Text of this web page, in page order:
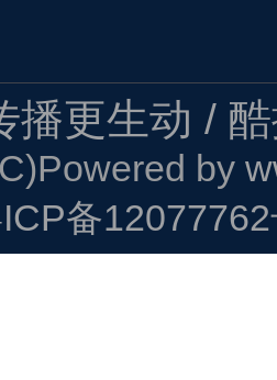
播更生动 /
by
备